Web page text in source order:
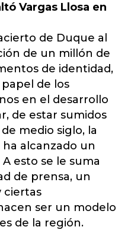
Vargas Llosa en
de Duque al
de un millón de
de identidad,
de los
en el desarrollo
de estar sumidos
medio siglo, la
alcanzado un
esto se le suma
de prensa, un
ciertas
ser un modelo
de la región.